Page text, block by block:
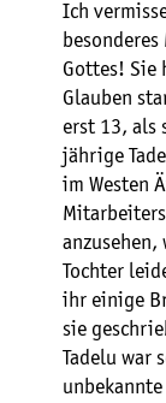
Ich
besonderes
Gottes! Sie
Glauben
erst 13, als
jährige
im Westen
anzusehen,
Tochter
ihr einige
sie
Tadelu war